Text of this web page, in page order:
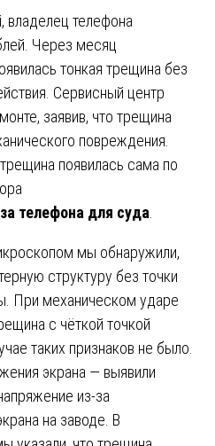
владелец телефона
Через месяц
тонкая трещина без
Сервисный центр
заявив, что трещина
повреждения.
появилась сама по
телефона для суда
мы обнаружили,
структуру без точки
При механическом ударе
с чёткой точкой
таких признаков не было.
экрана — выявили
из-за
на заводе. В